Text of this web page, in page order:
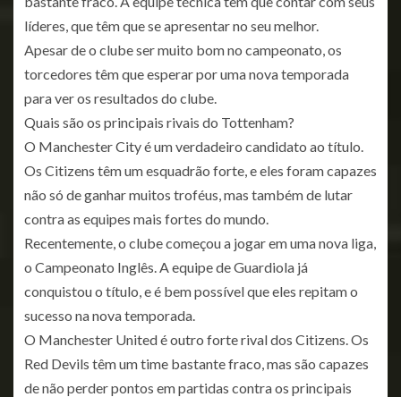
líderes, que têm que se apresentar no seu melhor.
Apesar de o clube ser muito bom no campeonato, os
torcedores têm que esperar por uma nova temporada
para ver os resultados do clube.
Quais são os principais rivais do Tottenham?
O Manchester City é um verdadeiro candidato ao título.
Os Citizens têm um esquadrão forte, e eles foram capazes
não só de ganhar muitos troféus, mas também de lutar
contra as equipes mais fortes do mundo.
Recentemente, o clube começou a jogar em uma nova liga,
o Campeonato Inglês. A equipe de Guardiola já
conquistou o título, e é bem possível que eles repitam o
sucesso na nova temporada.
O Manchester United é outro forte rival dos Citizens. Os
Red Devils têm um time bastante fraco, mas são capazes
de não perder pontos em partidas contra os principais